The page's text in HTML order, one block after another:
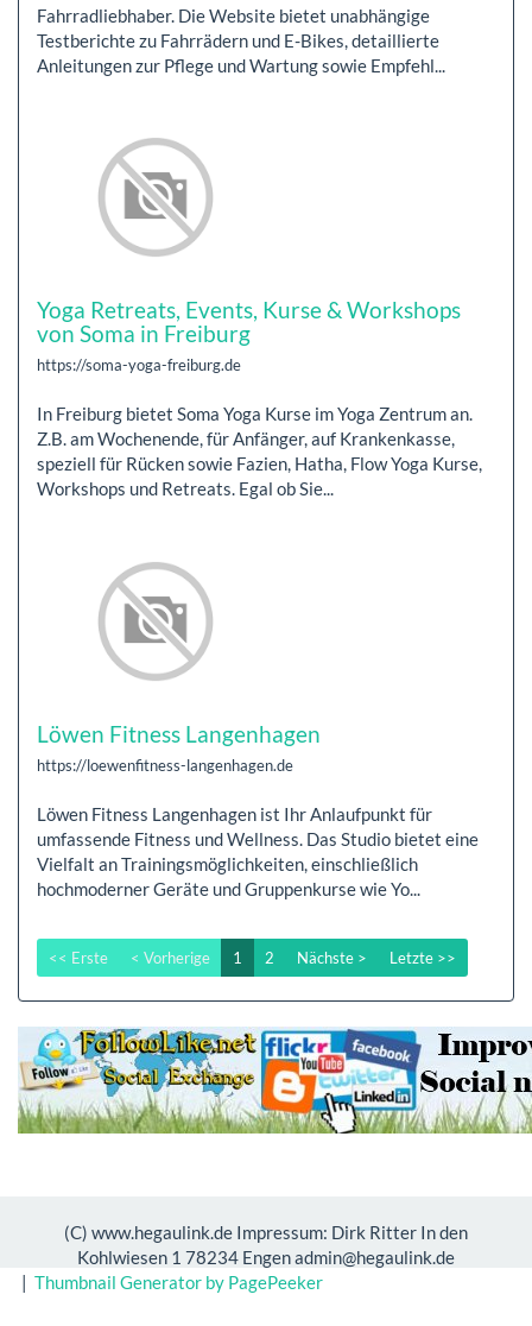
Fahrradliebhaber. Die Website bietet unabhängige
Testberichte zu Fahrrädern und E-Bikes, detaillierte
Anleitungen zur Pflege und Wartung sowie Empfehl...
Yoga Retreats, Events, Kurse & Workshops
von Soma in Freiburg
https://soma-yoga-freiburg.de
In Freiburg bietet Soma Yoga Kurse im Yoga Zentrum an.
Z.B. am Wochenende, für Anfänger, auf Krankenkasse,
speziell für Rücken sowie Fazien, Hatha, Flow Yoga Kurse,
Workshops und Retreats. Egal ob Sie...
Löwen Fitness Langenhagen
https://loewenfitness-langenhagen.de
Löwen Fitness Langenhagen ist Ihr Anlaufpunkt für
umfassende Fitness und Wellness. Das Studio bietet eine
Vielfalt an Trainingsmöglichkeiten, einschließlich
hochmoderner Geräte und Gruppenkurse wie Yo...
<< Erste < Vorherige 1 2 Nächste > Letzte >>
(C) www.hegaulink.de Impressum: Dirk Ritter In den
Kohlwiesen 1 78234 Engen admin@hegaulink.de
| Thumbnail Generator by PagePeeker